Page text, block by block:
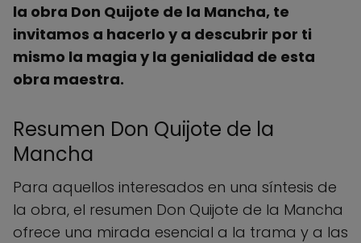
la obra Don Quijote de la Mancha, te
invitamos a hacerlo y a descubrir por ti
mismo la magia y la genialidad de esta
obra maestra.
Resumen Don Quijote de la
Mancha
Para aquellos interesados en una síntesis de
la obra, el resumen Don Quijote de la Mancha
ofrece una mirada esencial a la trama y a las